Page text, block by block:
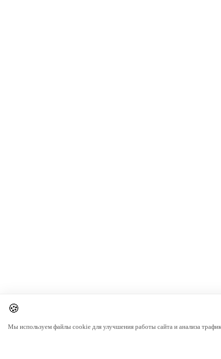
🍪
Мы используем файлы cookie для улучшения работы сайта и анализа